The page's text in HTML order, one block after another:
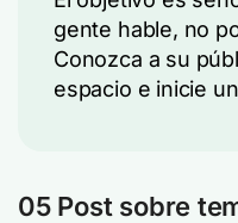
gente hable, no
Conozca a su
espacio e inicie
05 Post sobre